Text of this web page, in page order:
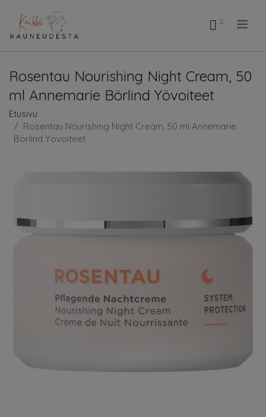
Rosentau Nourishing Night Cream, 50
ml Annemarie Börlind Yövoiteet
Etusivu
Rosentau Nourishing Night Cream, 50 ml Annemarie
Börlind Yövoiteet